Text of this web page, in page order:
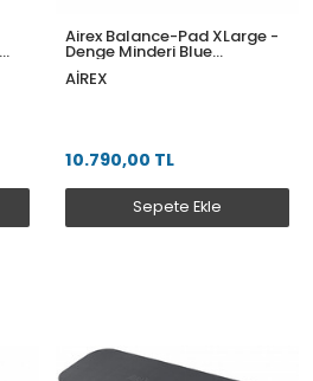
Airex Balance-Pad XLarge -
Denge Minderi Blue
41x980x60
AIREX
10.790,00 TL
Sepete Ekle